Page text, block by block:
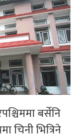
बर्सेनि
चिनी भित्रिने